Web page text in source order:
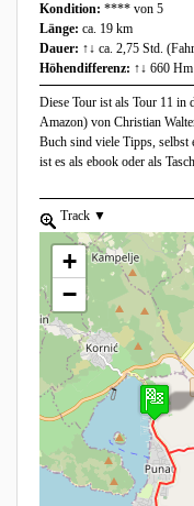
Kondition: **** von 5
Länge: ca. 19 km
Dauer: ↑↓ ca. 2,75 Std.
Höhendifferenz: ↑↓ 660 Hm
Diese Tour ist als Tour 11 in
Amazon) von Christian
Buch sind viele Tipps, selbst
ist es als ebook oder als
zoom to element.
Track show list, use the
+
−